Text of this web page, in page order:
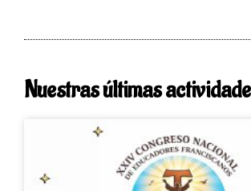
Nuestras últimas